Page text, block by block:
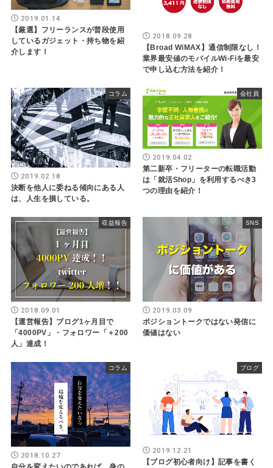
2019.01.14
【厳選】フリーランスが普段使用
しているガジェット・持ち物を紹
介します！
2018.09.28
【Broad WiMAX】通信制限なし！
業界最安値のモバイルWi-Fiを最安
で申し込む方法を紹介！
コラム
2019.02.18
決断を他人に委ねる傾向にある人
は、人生を損している。
会社員
2019.04.02
第二新卒・フリーターの転職活動
は「就活Shop」を利用するべき3
つの理由を紹介！
収益報告
2018.09.01
【運営報告】ブログ1ヶ月目で
「4000PV」・フォロワー「＋200
人」達成！
SNS
2019.03.09
ポジショントークではない発信に
価値はない
コラム
2018.10.27
ブログ
2019.12.21
【ブログ初心者向け】記事を書く